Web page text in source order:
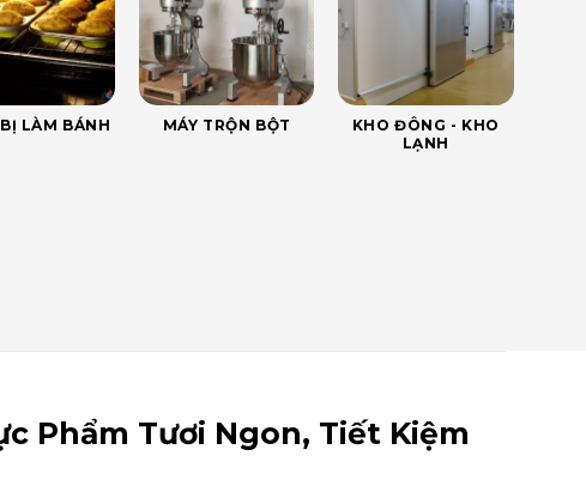
LÀM BÁNH MÁY TRỘN BỘT
KHO ĐÔNG - KHO
LẠNH
Phẩm Tươi Ngon, Tiết Kiệm